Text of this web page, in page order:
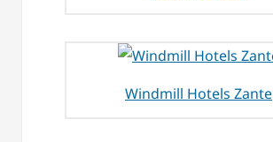
Windmill Hotels Zante